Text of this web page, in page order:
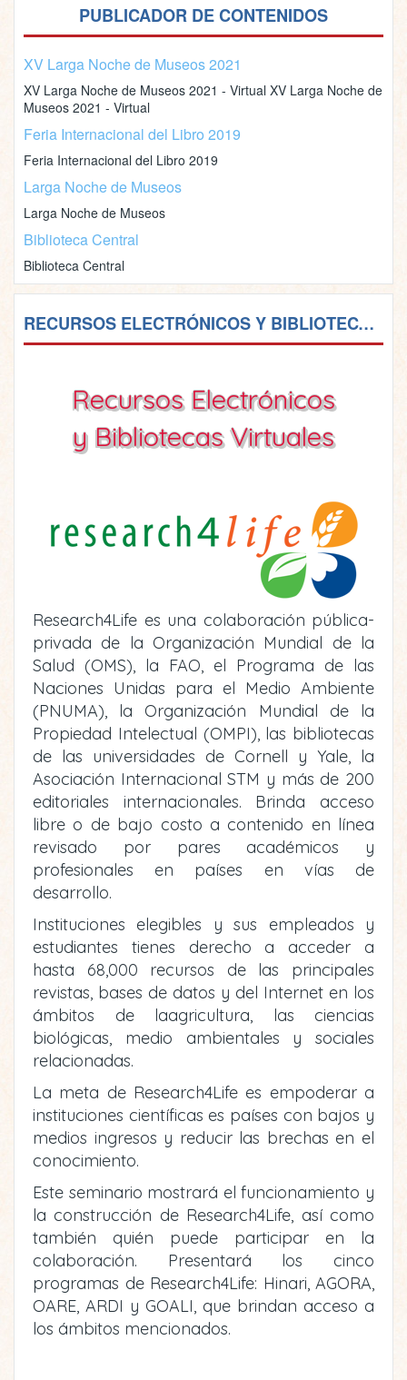
PUBLICADOR DE CONTENIDOS
XV Larga Noche de Museos 2021
XV Larga Noche de Museos 2021 - Virtual XV Larga Noche de
Museos 2021 - Virtual
Feria Internacional del Libro 2019
Feria Internacional del Libro 2019
Larga Noche de Museos
Larga Noche de Museos
Biblioteca Central
Biblioteca Central
RECURSOS ELECTRÓNICOS Y BIBLIOTECAS VIRTUALES
Recursos Electrónicos
y Bibliotecas Virtuales
Research4Life es una colaboración pública-
privada de la Organización Mundial de la
Salud (OMS), la FAO, el Programa de las
Naciones Unidas para el Medio Ambiente
(PNUMA), la Organización Mundial de la
Propiedad Intelectual (OMPI), las bibliotecas
de las universidades de Cornell y Yale, la
Asociación Internacional STM y más de 200
editoriales internacionales. Brinda acceso
libre o de bajo costo a contenido en línea
revisado por pares académicos y
profesionales en países en vías de
desarrollo.
Instituciones elegibles y sus empleados y
estudiantes tienes derecho a acceder a
hasta 68,000 recursos de las principales
revistas, bases de datos y del Internet en los
ámbitos de laagricultura, las ciencias
biológicas, medio ambientales y sociales
relacionadas.
La meta de Research4Life es empoderar a
instituciones científicas es países con bajos y
medios ingresos y reducir las brechas en el
conocimiento.
Este seminario mostrará el funcionamiento y
la construcción de Research4Life, así como
también quién puede participar en la
colaboración. Presentará los cinco
programas de Research4Life: Hinari, AGORA,
OARE, ARDI y GOALI, que brindan acceso a
los ámbitos mencionados.